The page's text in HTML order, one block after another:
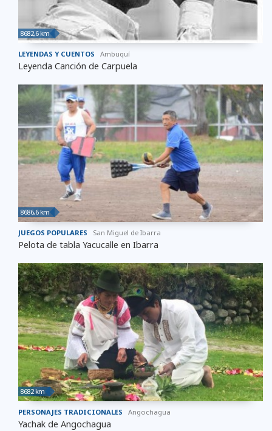
8682,6 km
LEYENDAS Y CUENTOS Ambuquí
Leyenda Canción de Carpuela
8686,6 km
JUEGOS POPULARES San Miguel de Ibarra
Pelota de tabla Yacucalle en Ibarra
8682 km
PERSONAJES TRADICIONALES Angochagua
Yachak de Angochagua